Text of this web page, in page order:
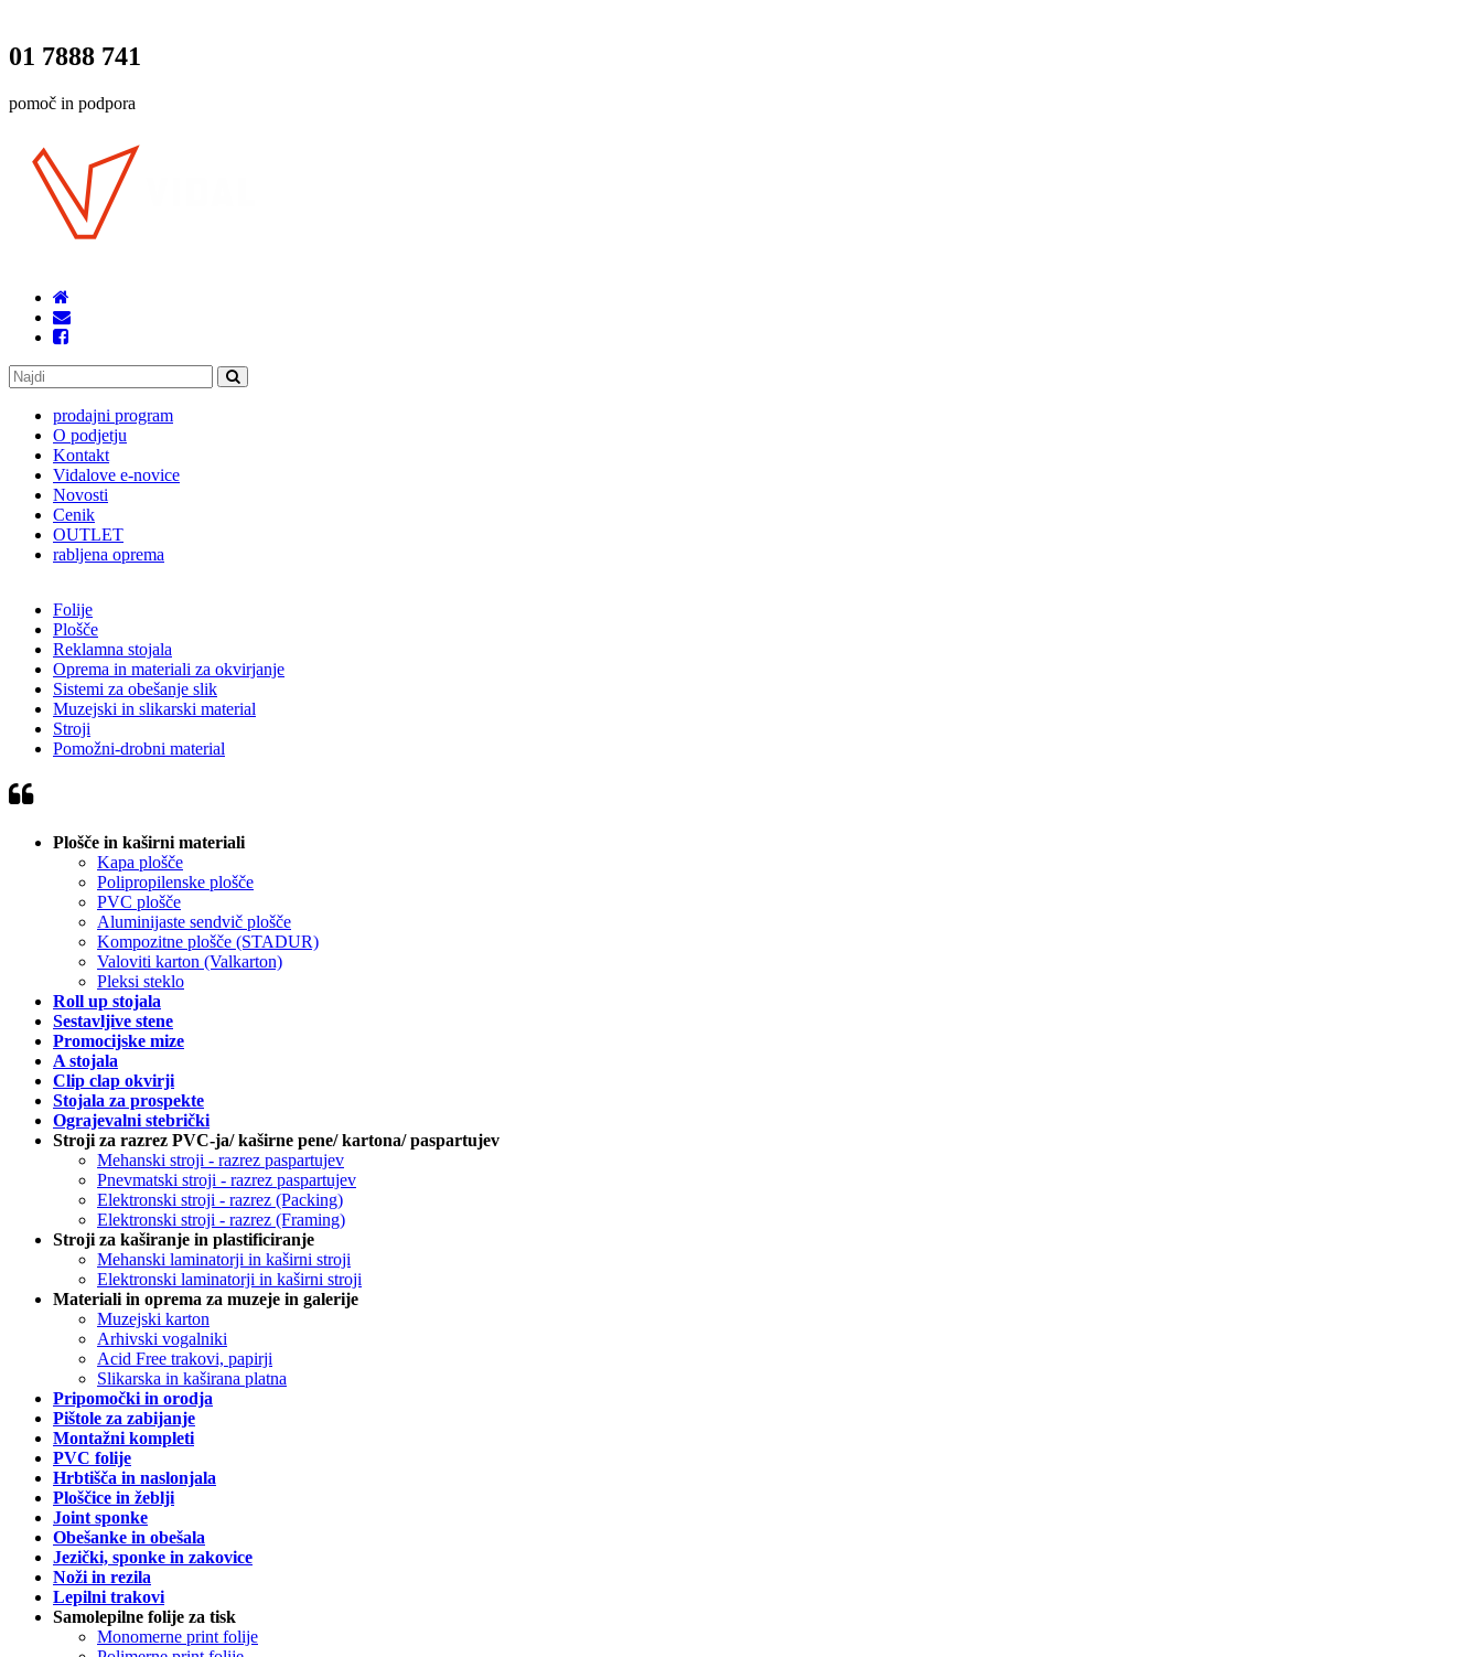
01 7888 741
pomoč in podpora
prodajni program
O podjetju
Kontakt
Vidalove e-novice
Novosti
Cenik
OUTLET
rabljena oprema
Folije
Plošče
Reklamna stojala
Oprema in materiali za okvirjanje
Sistemi za obešanje slik
Muzejski in slikarski material
Stroji
Pomožni-drobni material
Plošče in kaširni materiali
Kapa plošče
Polipropilenske plošče
PVC plošče
Aluminijaste sendvič plošče
Kompozitne plošče (STADUR)
Valoviti karton (Valkarton)
Pleksi steklo
Roll up stojala
Sestavljive stene
Promocijske mize
A stojala
Clip clap okvirji
Stojala za prospekte
Ograjevalni stebrički
Stroji za razrez PVC-ja/ kaširne pene/ kartona/ paspartujev
Mehanski stroji - razrez paspartujev
Pnevmatski stroji - razrez paspartujev
Elektronski stroji - razrez (Packing)
Elektronski stroji - razrez (Framing)
Stroji za kaširanje in plastificiranje
Mehanski laminatorji in kaširni stroji
Elektronski laminatorji in kaširni stroji
Materiali in oprema za muzeje in galerije
Muzejski karton
Arhivski vogalniki
Acid Free trakovi, papirji
Slikarska in kaširana platna
Pripomočki in orodja
Pištole za zabijanje
Montažni kompleti
PVC folije
Hrbtišča in naslonjala
Ploščice in žeblji
Joint sponke
Obešanke in obešala
Jezički, sponke in zakovice
Noži in rezila
Lepilni trakovi
Samolepilne folije za tisk
Monomerne print folije